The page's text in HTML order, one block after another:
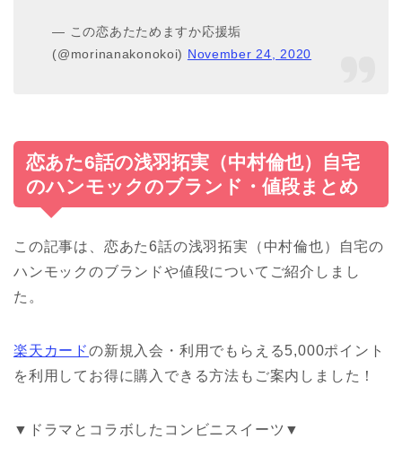
— この恋あたためますか応援垢
(@morinanakonokoi) November 24, 2020
恋あた6話の浅羽拓実（中村倫也）自宅
のハンモックのブランド・値段まとめ
この記事は、恋あた6話の浅羽拓実（中村倫也）自宅の
ハンモックのブランドや値段についてご紹介しまし
た。
楽天カードの新規入会・利用でもらえる5,000ポイント
を利用してお得に購入できる方法もご案内しました！
▼ドラマとコラボしたコンビニスイーツ▼